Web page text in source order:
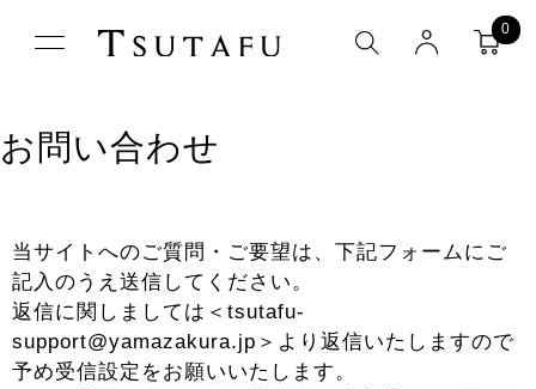
0
お問い合わせ
当サイトへのご質問・ご要望は、下記フォームにご
記入のうえ送信してください。
返信に関しましては＜tsutafu-
support@yamazakura.jp＞より返信いたしますので
予め受信設定をお願いいたします。